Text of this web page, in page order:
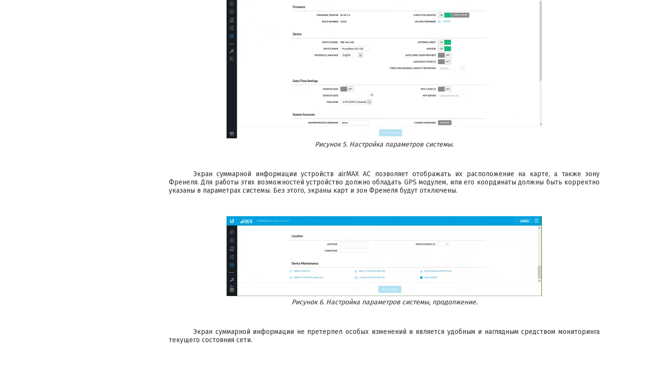
Рисунок 5. Настройка параметров системы.
Экран суммарной информации устройств airMAX AC позволяет отображать их расположение на карте, а также зону
Френеля. Для работы этих возможностей устройство должно обладать GPS модулем, или его координаты должны быть корректно
указаны в параметрах системы. Без этого, экраны карт и зон Френеля будут отключены.
Рисунок 6. Настройка параметров системы, продолжение.
Экран суммарной информации не претерпел особых изменений и является удобным и наглядным средством мониторинга
текущего состояния сети.